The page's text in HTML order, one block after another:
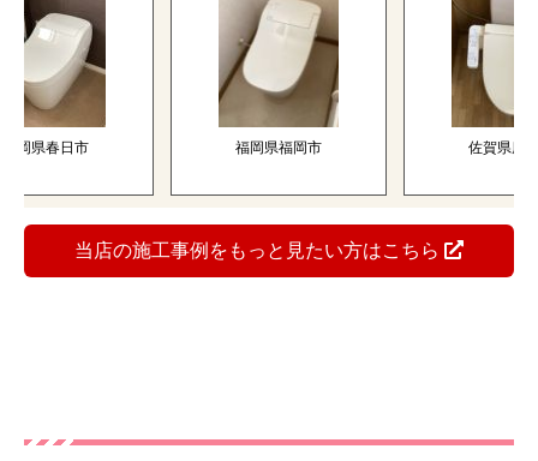
春日市 福岡県福岡市 佐賀県唐津市
当店の施工事例をもっと見たい方はこちら